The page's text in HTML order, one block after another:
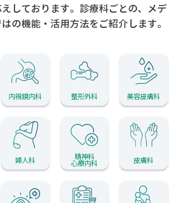
しております。 診療科ごとの、メデ
の機能・活用方法をご紹介します。
内視鏡内科 整形外科 美容皮膚科
婦人科 精神科
心療内科 皮膚科